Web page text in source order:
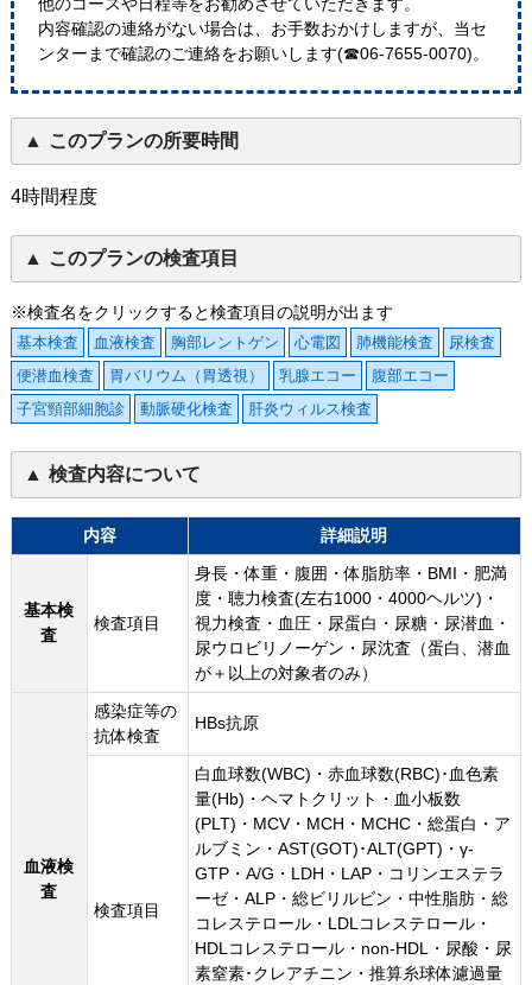
他のコースや日程等をお勧めさせていただきます。
内容確認の連絡がない場合は、お手数おかけしますが、当セ
ンターまで確認のご連絡をお願いします(☎06-7655-0070)。
このプランの所要時間
4時間程度
このプランの検査項目
※検査名をクリックすると検査項目の説明が出ます
基本検査 血液検査 胸部レントゲン 心電図 肺機能検査
尿検査
便潜血検査
胃バリウム（胃透視） 乳腺エコー
腹部エコー
子宮頸部細胞診
動脈硬化検査 肝炎ウィルス検査
検査内容について
内容 詳細説明
基本検
査
検査項目
身長・体重・腹囲・体脂肪率・BMI・肥満
度・聴力検査(左右1000・4000ヘルツ)・
視力検査・血圧・尿蛋白・尿糖・尿潜血・
尿ウロビリノーゲン・尿沈査（蛋白、潜血
が＋以上の対象者のみ）
血液検
査
感染症等の
抗体検査
HBs抗原
検査項目
白血球数(WBC)・赤血球数(RBC)･血色素
量(Hb)・ヘマトクリット・血小板数
(PLT)・MCV・MCH・MCHC・総蛋白・ア
ルブミン・AST(GOT)･ALT(GPT)・γ-
GTP・A/G・LDH・LAP・コリンエステラ
ーゼ・ALP・総ビリルビン・中性脂肪・総
コレステロール・LDLコレステロール・
HDLコレステロール・non-HDL・尿酸・尿
素窒素･クレアチニン・推算糸球体濾過量